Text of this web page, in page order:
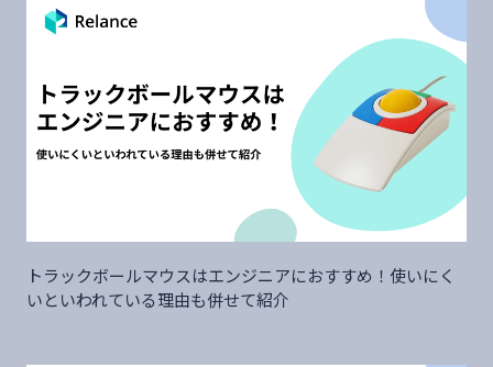
トラックボールマウスはエンジニアにおすすめ！使いにく
いといわれている理由も併せて紹介